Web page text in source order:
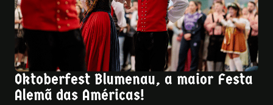
Oktoberfest Blumenau, a maior Festa
Alemã das Américas!